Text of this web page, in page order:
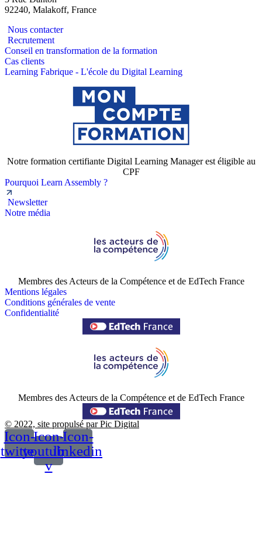
92240, Malakoff, France
Nous contacter
Recrutement
Conseil en transformation de la formation
Cas clients
Learning Fabrique - L'école du Digital Learning
Notre formation certifiante Digital Learning Manager est éligible au
CPF
Pourquoi Learn Assembly ?
Newsletter
Notre média
Membres des Acteurs de la Compétence et de EdTech France
Mentions légales
Conditions générales de vente
Confidentialité
Membres des Acteurs de la Compétence et de EdTech France
© 2022, site propulsé par Pic Digital
Icon-
twitter
Icon-
youtube-
v
Icon-
linkedin